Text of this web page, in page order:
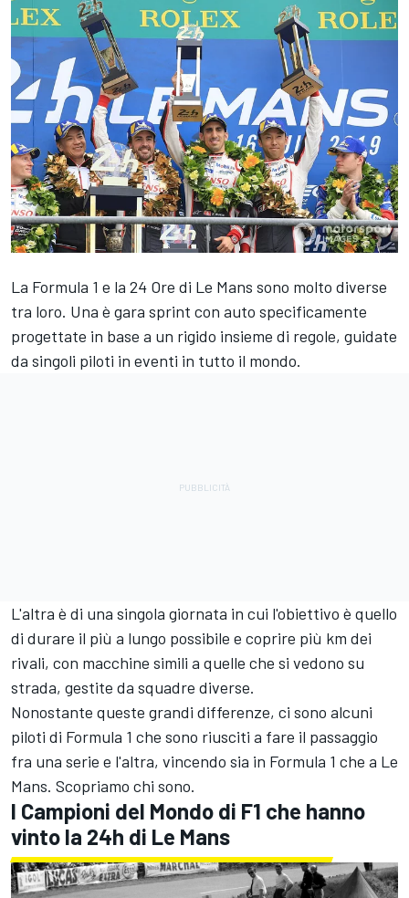
La Formula 1 e la 24 Ore di Le Mans sono molto diverse
tra loro. Una è gara sprint con auto specificamente
progettate in base a un rigido insieme di regole, guidate
da singoli piloti in eventi in tutto il mondo.
L'altra è di una singola giornata in cui l'obiettivo è quello
di durare il più a lungo possibile e coprire più km dei
rivali, con macchine simili a quelle che si vedono su
strada, gestite da squadre diverse.
Nonostante queste grandi differenze, ci sono alcuni
piloti di Formula 1 che sono riusciti a fare il passaggio
fra una serie e l'altra, vincendo sia in Formula 1 che a Le
Mans. Scopriamo chi sono.
I Campioni del Mondo di F1 che hanno
vinto la 24h di Le Mans